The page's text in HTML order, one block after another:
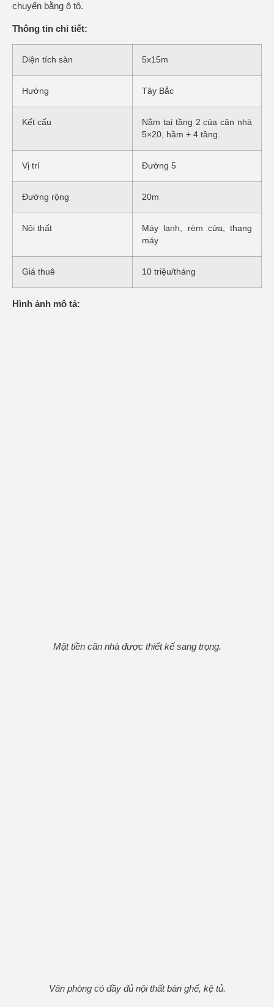
chuyển bằng ô tô.
Thông tin chi tiết:
Diện tích sàn 5x15m
Hướng Tây Bắc
Kết cấu
Nằm tại tầng 2 của căn nhà
5×20, hầm + 4 tầng.
Vị trí Đường 5
Đường rộng 20m
Nội thất
Máy lạnh, rèm cửa, thang
máy
Giá thuê 10 triệu/tháng
Hình ảnh mô tả:
Mặt tiền căn nhà được thiết kế sang trọng.
Văn phòng có đầy đủ nội thất bàn ghế, kệ tủ.